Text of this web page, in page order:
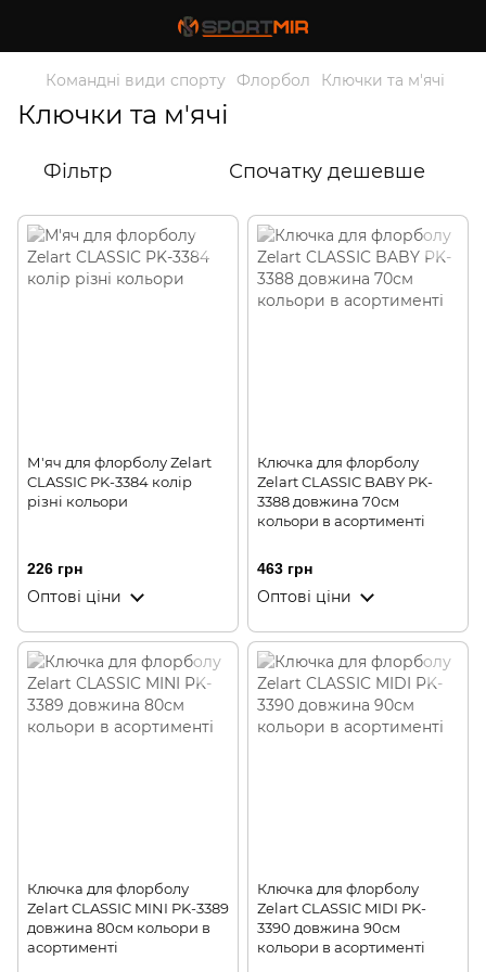
Командні види спорту Флорбол Ключки та м'ячі
Ключки та м'ячі
Фільтр Спочатку дешевше
М'яч для флорболу Zelart
CLASSIC PK-3384 колір
різні кольори
226 грн
Оптові ціни
Ключка для флорболу
Zelart CLASSIC BABY PK-
3388 довжина 70см
кольори в асортименті
463 грн
Оптові ціни
Ключка для флорболу
Zelart CLASSIC MINI PK-3389
довжина 80см кольори в
асортименті
Ключка для флорболу
Zelart CLASSIC MIDI PK-
3390 довжина 90см
кольори в асортименті